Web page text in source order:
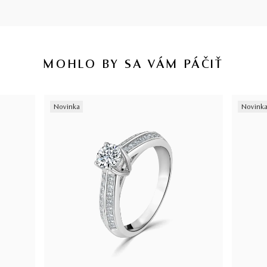
MOHLO BY SA VÁM PÁČIŤ
Novinka Novinka